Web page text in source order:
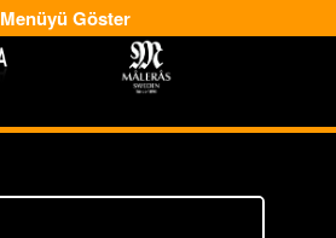
Menüyü Göster